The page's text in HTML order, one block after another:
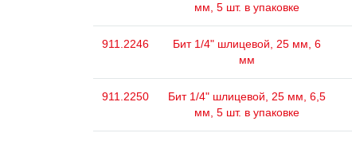
мм, 5 шт. в упаковке
911.2246
Бит 1/4" шлицевой, 25 мм, 6
мм
911.2250
Бит 1/4" шлицевой, 25 мм, 6,5
мм, 5 шт. в упаковке